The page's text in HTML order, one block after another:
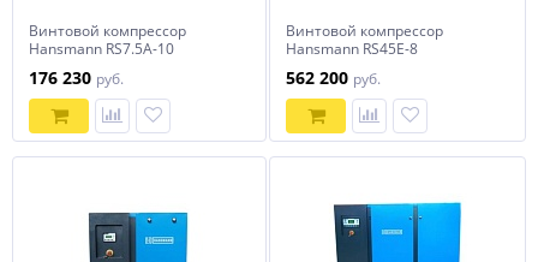
Винтовой компрессор
Hansmann RS7.5А-10
176 230 руб.
Винтовой компрессор
Hansmann RS45Е-8
562 200 руб.